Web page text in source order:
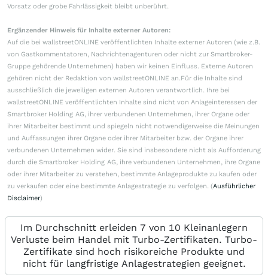
Vorsatz oder grobe Fahrlässigkeit bleibt unberührt.
Ergänzender Hinweis für Inhalte externer Autoren:
Auf die bei wallstreetONLINE veröffentlichten Inhalte externer Autoren (wie z.B.
von Gastkommentatoren, Nachrichtenagenturen oder nicht zur Smartbroker-
Gruppe gehörende Unternehmen) haben wir keinen Einfluss. Externe Autoren
gehören nicht der Redaktion von wallstreetONLINE an.Für die Inhalte sind
ausschließlich die jeweiligen externen Autoren verantwortlich. Ihre bei
wallstreetONLINE veröffentlichten Inhalte sind nicht von Anlageinteressen der
Smartbroker Holding AG, ihrer verbundenen Unternehmen, ihrer Organe oder
ihrer Mitarbeiter bestimmt und spiegeln nicht notwendigerweise die Meinungen
und Auffassungen ihrer Organe oder ihrer Mitarbeiter bzw. der Organe ihrer
verbundenen Unternehmen wider. Sie sind insbesondere nicht als Aufforderung
durch die Smartbroker Holding AG, ihre verbundenen Unternehmen, ihre Organe
oder ihrer Mitarbeiter zu verstehen, bestimmte Anlageprodukte zu kaufen oder
zu verkaufen oder eine bestimmte Anlagestrategie zu verfolgen. (Ausführlicher
Disclaimer)
Im Durchschnitt erleiden 7 von 10 Kleinanlegern
Verluste beim Handel mit Turbo-Zertifikaten. Turbo-
Zertifikate sind hoch risikoreiche Produkte und
nicht für langfristige Anlagestrategien geeignet.